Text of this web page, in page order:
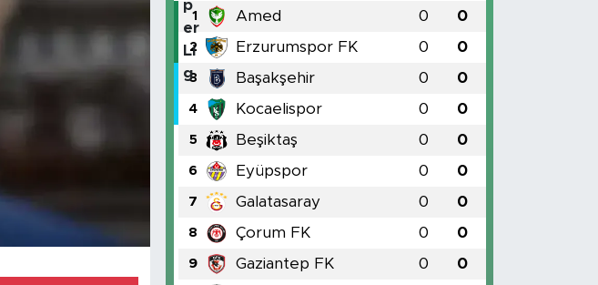
1 Amed 0 0
2 Erzurumspor FK 0 0
3 Başakşehir 0 0
4 Kocaelispor 0 0
5 Beşiktaş 0 0
6 Eyüpspor 0 0
7 Galatasaray 0 0
8 Çorum FK 0 0
9 Gaziantep FK 0 0